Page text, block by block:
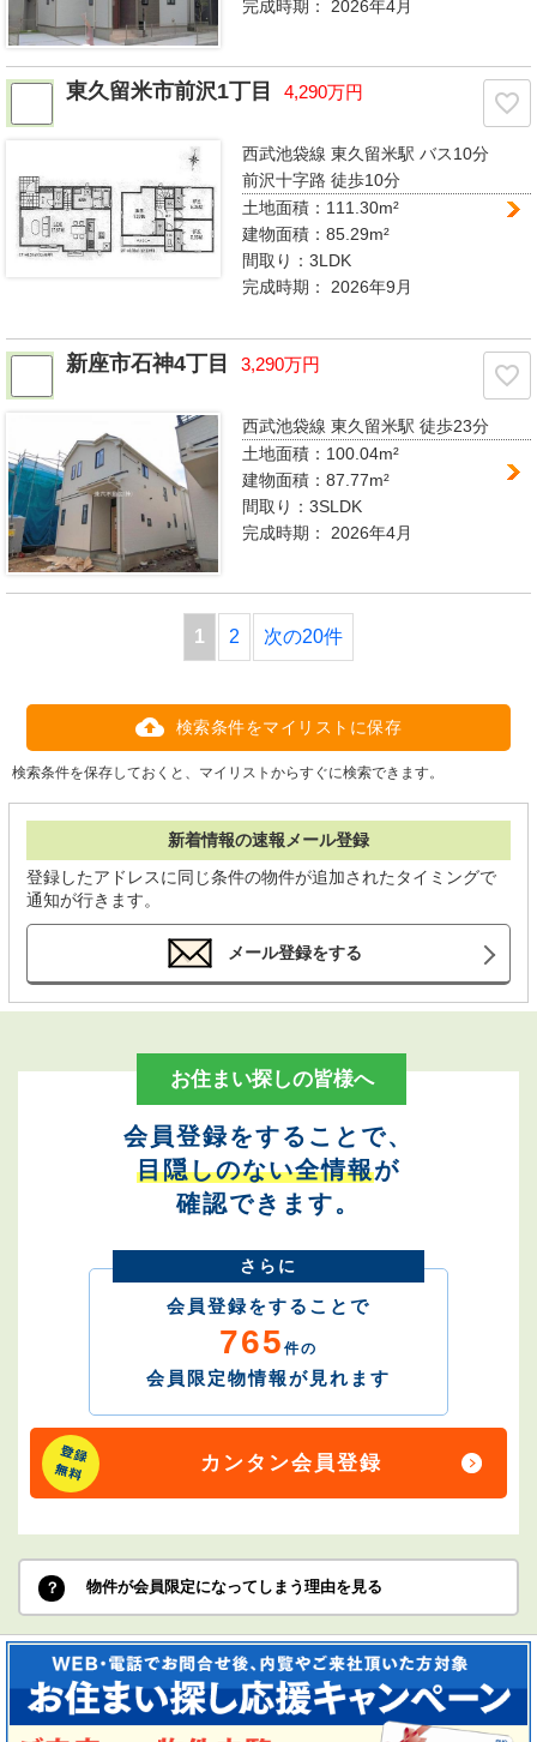
完成時期： 2026年4月
東久留米市前沢1丁目 4,290万円
西武池袋線 東久留米駅バス10分
前沢十字路 徒歩10分
土地面積：111.30m²
建物面積：85.29m²
間取り：3LDK
完成時期： 2026年9月
新座市石神4丁目 3,290万円
西武池袋線 東久留米駅徒歩23分
土地面積：100.04m²
建物面積：87.77m²
間取り：3SLDK
完成時期： 2026年4月
1 2 次の20件
検索条件をマイリストに保存
検索条件を保存しておくと、マイリストからすぐに検索できます。
新着情報の速報メール登録
登録したアドレスに同じ条件の物件が追加されたタイミングで
通知が行きます。
メール登録をする
お住まい探しの皆様へ
会員登録をすることで、
目隠しのない全情報が
確認できます。
さらに
会員登録をすることで
765 件の
会員限定物情報が見れます
カンタン会員登録
物件が会員限定になってしまう理由を見る